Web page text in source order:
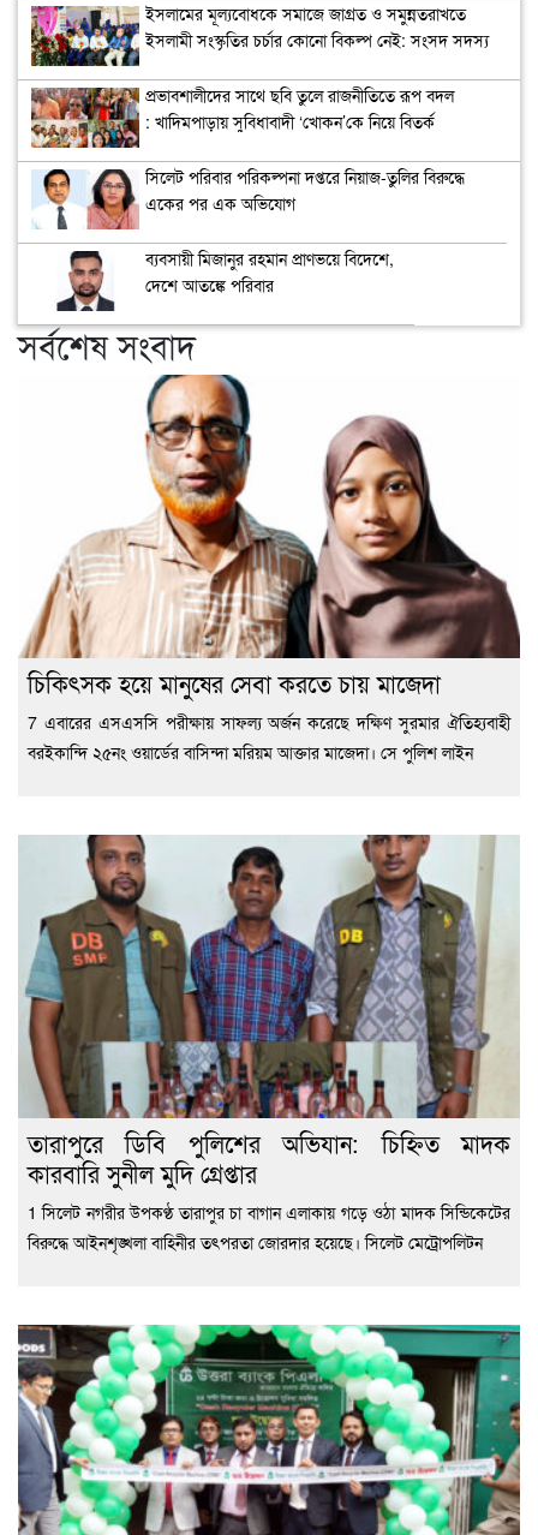
ইসলামের মূল্যবোধকে সমাজে জাগ্রত ও সমুন্নতরাখতে
ইসলামী সংস্কৃতির চর্চার কোনো বিকল্প নেই: সংসদ সদস্য
প্রভাবশালীদের সাথে ছবি তুলে রাজনীতিতে রূপ বদল
: খাদিমপাড়ায় সুবিধাবাদী ‘খোকন’কে নিয়ে বিতর্ক
সিলেট পরিবার পরিকল্পনা দপ্তরে নিয়াজ-তুলির বিরুদ্ধে
একের পর এক অভিযোগ
ব্যবসায়ী মিজানুর রহমান প্রাণভয়ে বিদেশে,
দেশে আতঙ্কে পরিবার
সর্বশেষ সংবাদ
চিকিৎসক হয়ে মানুষের সেবা করতে চায় মাজেদা
7 এবারের এসএসসি পরীক্ষায় সাফল্য অর্জন করেছে দক্ষিণ সুরমার ঐতিহ্যবাহী
বরইকান্দি ২৫নং ওয়ার্ডের বাসিন্দা মরিয়ম আক্তার মাজেদা। সে পুলিশ লাইন
তারাপুরে ডিবি পুলিশের অভিযান: চিহ্নিত মাদক
কারবারি সুনীল মুদি গ্রেপ্তার
1 সিলেট নগরীর উপকণ্ঠ তারাপুর চা বাগান এলাকায় গড়ে ওঠা মাদক সিন্ডিকেটের
বিরুদ্ধে আইনশৃঙ্খলা বাহিনীর তৎপরতা জোরদার হয়েছে। সিলেট মেট্রোপলিটন